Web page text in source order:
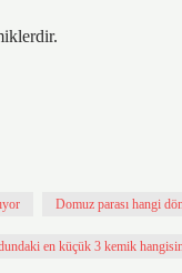
Domuz parası hangi
en küçük 3 kemik